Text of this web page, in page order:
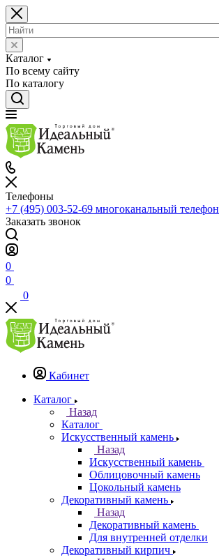
Каталог
По всему сайту
По каталогу
Телефоны
+7 (495) 003-52-69 многоканальный телефон
Заказать звонок
0
0
0
Кабинет
Каталог
Назад
Каталог
Искусственный камень
Назад
Искусственный камень
Облицовочный камень
Цокольный камень
Декоративный камень
Назад
Декоративный камень
Для внутренней отделки
Декоративный кирпич